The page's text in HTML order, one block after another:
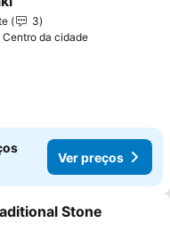
aos favoritos
3
Centro da cidade
Ver preços
aos favoritos
Stone